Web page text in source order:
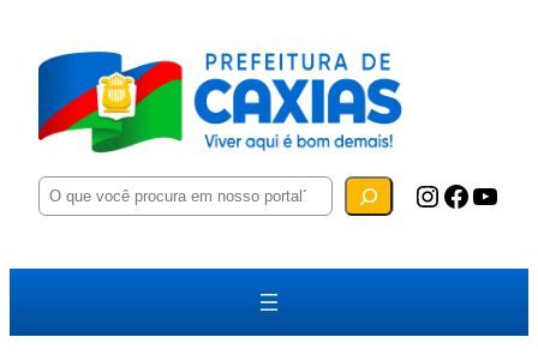
P
e
u
a
Instagram Facebook YouTube